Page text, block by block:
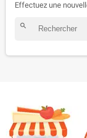
Effectuez une
search